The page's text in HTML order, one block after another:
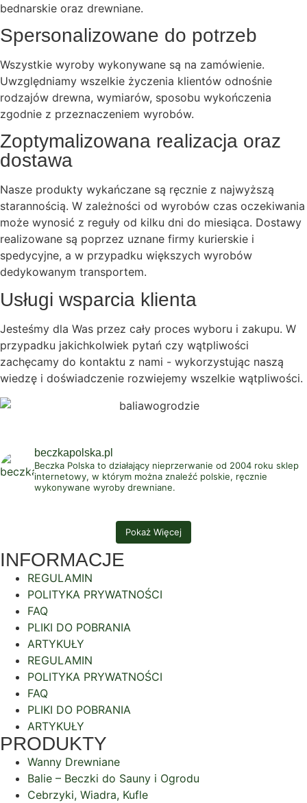
bednarskie oraz drewniane.
Spersonalizowane do potrzeb
Wszystkie wyroby wykonywane są na zamówienie.
Uwzględniamy wszelkie życzenia klientów odnośnie
rodzajów drewna, wymiarów, sposobu wykończenia
zgodnie z przeznaczeniem wyrobów.
Zoptymalizowana realizacja oraz
dostawa
Nasze produkty wykańczane są ręcznie z najwyższą
starannością. W zależności od wyrobów czas oczekiwania
może wynosić z reguły od kilku dni do miesiąca. Dostawy
realizowane są poprzez uznane firmy kurierskie i
spedycyjne, a w przypadku większych wyrobów
dedykowanym transportem.
Usługi wsparcia klienta
Jesteśmy dla Was przez cały proces wyboru i zakupu. W
przypadku jakichkolwiek pytań czy wątpliwości
zachęcamy do kontaktu z nami - wykorzystując naszą
wiedzę i doświadczenie rozwiejemy wszelkie wątpliwości.
beczkapolska.pl
Beczka Polska to działający nieprzerwanie od 2004 roku sklep
internetowy, w którym można znaleźć polskie, ręcznie
wykonywane wyroby drewniane.
Pokaż Więcej
INFORMACJE
REGULAMIN
POLITYKA PRYWATNOŚCI
FAQ
PLIKI DO POBRANIA
ARTYKUŁY
REGULAMIN
POLITYKA PRYWATNOŚCI
FAQ
PLIKI DO POBRANIA
ARTYKUŁY
PRODUKTY
Wanny Drewniane
Balie – Beczki do Sauny i Ogrodu
Cebrzyki, Wiadra, Kufle